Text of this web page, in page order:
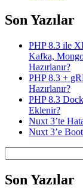
Son Yazılar
PHP 8.3 ile
Kafka,
Hazırlanır?
PHP 8.3 +
Hazırlanır?
PHP 8.3
Eklenir?
Nuxt 3’te
Nuxt 3’e
Son Yazılar